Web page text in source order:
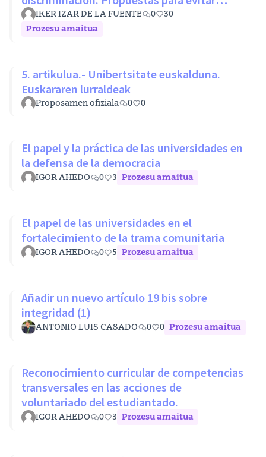
desigualdades estructurales
IKER IZAR DE LA FUENTE 0
30
Prozesu amaitua
5. artikulua.- Unibertsitate euskalduna.
Euskararen lurraldeak
Proposamen ofiziala 0 0
El papel y la práctica de las universidades en
la defensa de la democracia
IGOR AHEDO 0 3 Prozesu amaitua
El papel de las universidades en el
fortalecimiento de la trama comunitaria
IGOR AHEDO 0 5 Prozesu amaitua
Añadir un nuevo artículo 19 bis sobre
integridad (1)
ANTONIO LUIS CASADO 0 0 Prozesu amaitua
Reconocimiento curricular de competencias
transversales en las acciones de
voluntariado del estudiantado.
IGOR AHEDO 0 3 Prozesu amaitua